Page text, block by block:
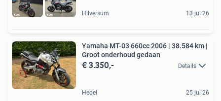
Hilversum 13 jul 26
Yamaha MT-03 660cc 2006 | 38.584 km |
Groot onderhoud gedaan
€ 3.350,- Details
Hedel 25 jul 26